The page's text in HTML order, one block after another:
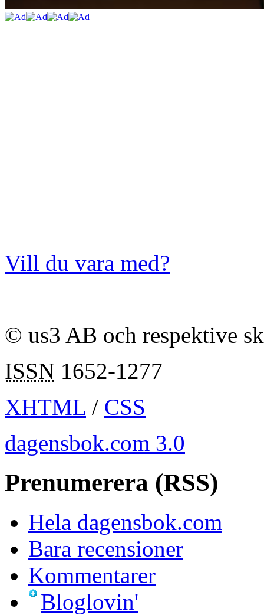
Vill du vara med?
© us3 AB och respektive
ISSN 1652-1277
XHTML / CSS
dagensbok.com 3.0
Prenumerera (RSS)
Hela dagensbok.com
Bara recensioner
Kommentarer
Bloglovin'